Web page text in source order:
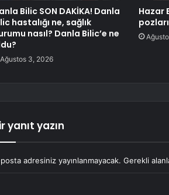
Bilic SON DAKİKA! Danla
hastalığı ne, sağlık
nasıl? Danla Bilic’e ne
Ağustos 3, 2026
Hazar
yanıt yazın
adresiniz yayınlanmayacak. Gerekli